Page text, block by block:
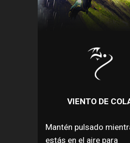
VIENTO DE
Mantén pulsado
estás en el aire para